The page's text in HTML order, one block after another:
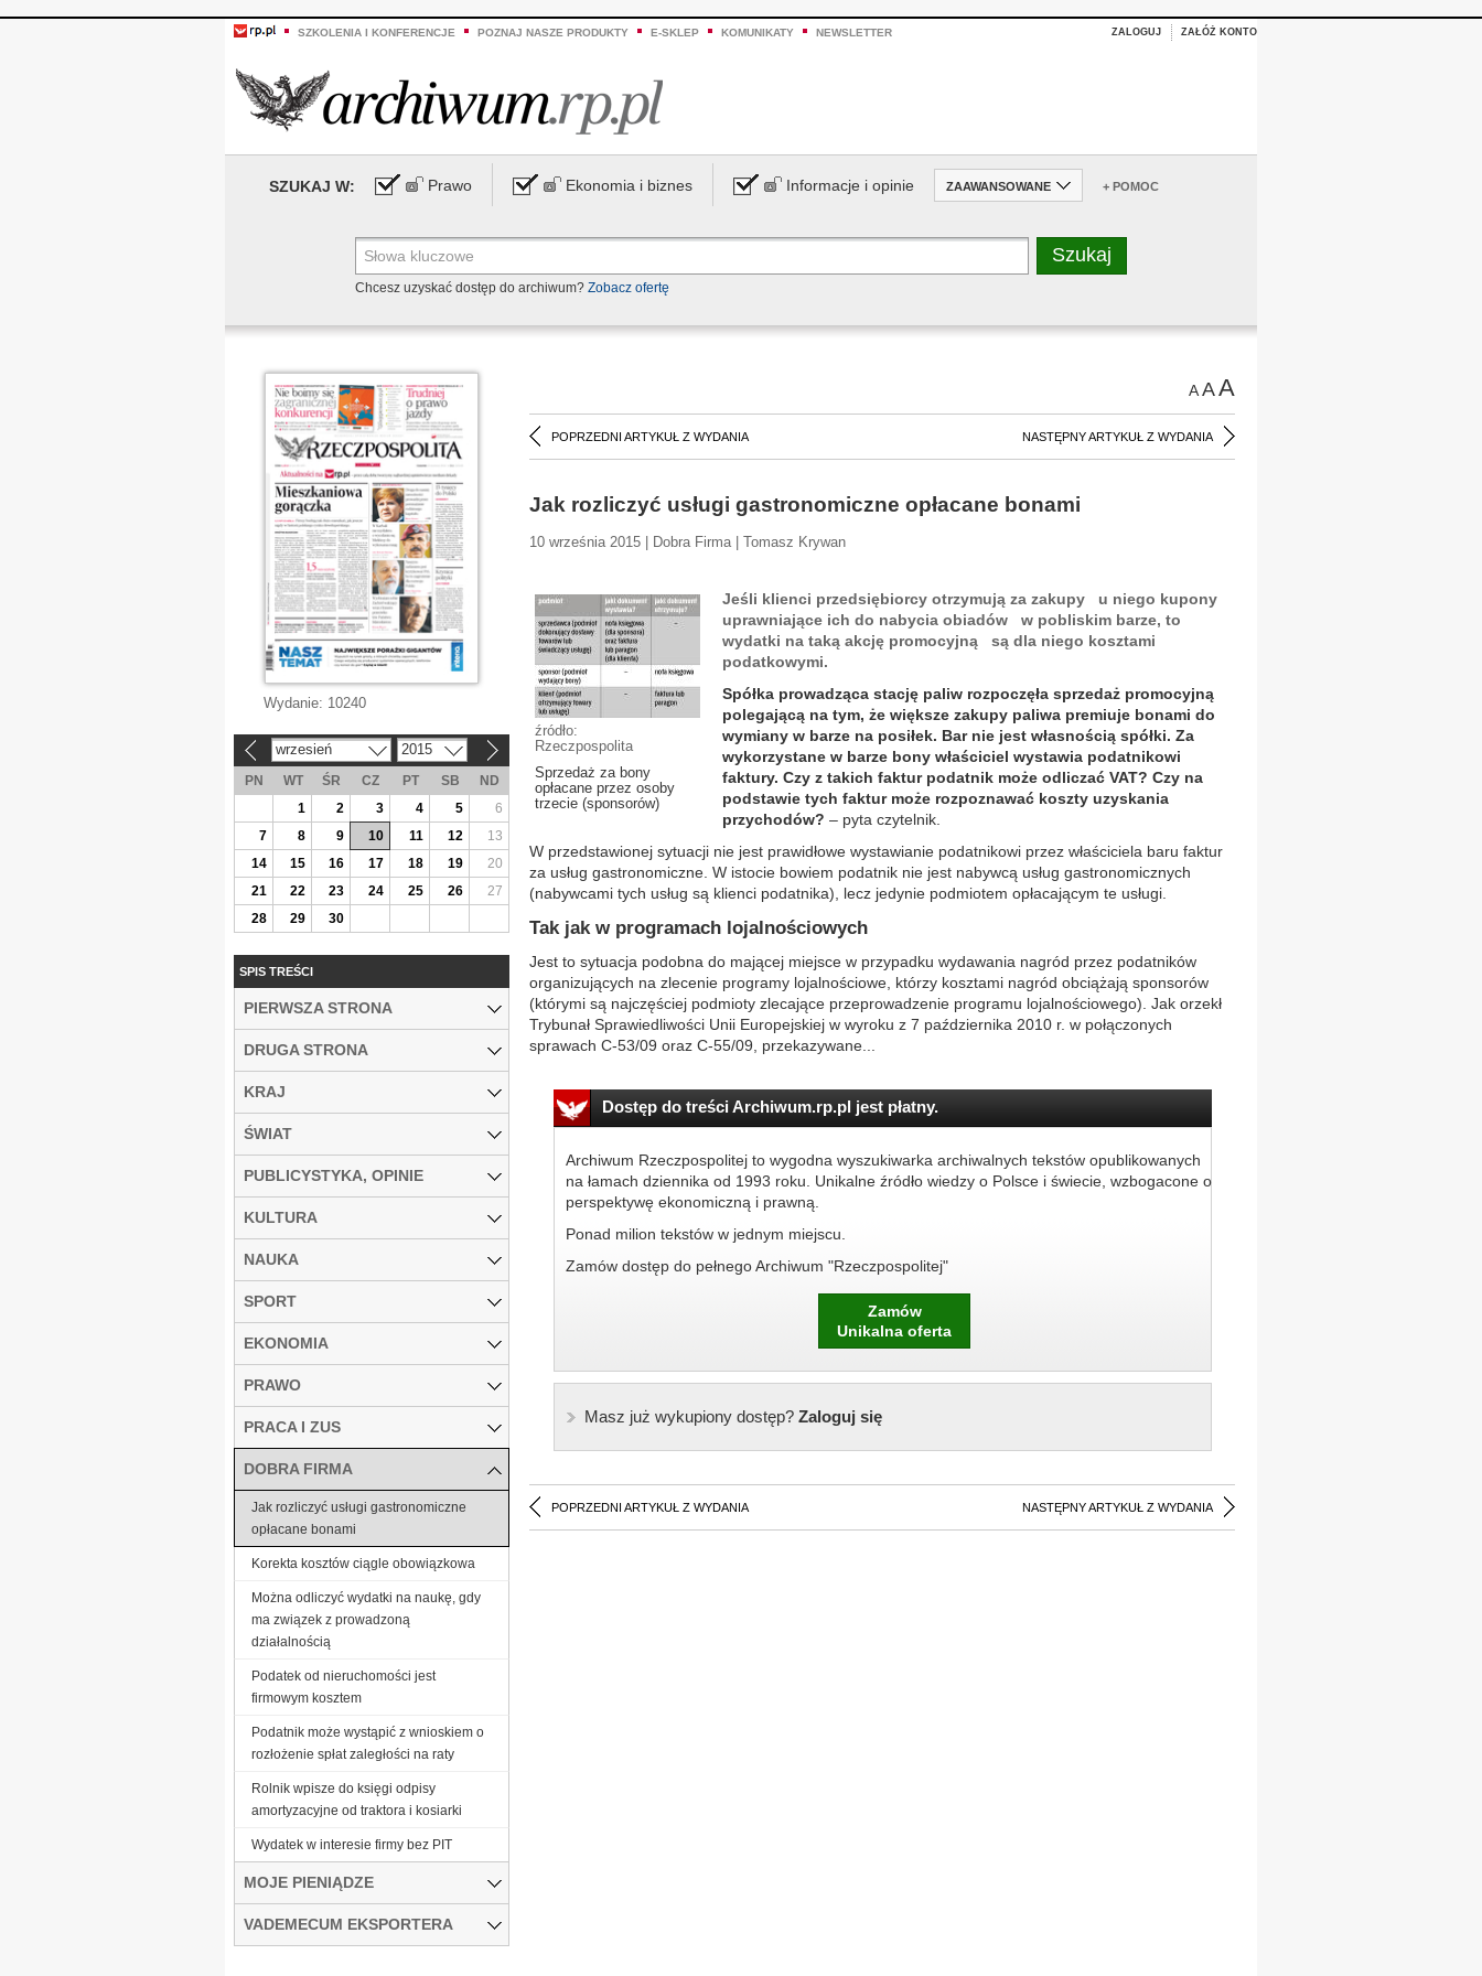
SZKOLENIA I KONFERENCJE POZNAJ NASZE PRODUKTY E-SKLEP KOMUNIKATY NEWSLETTER ZALOGUJ ZAŁÓŻ KONTO
SZUKAJ W: Prawo Ekonomia i biznes Informacje i opinie ZAAWANSOWANE + POMOC
Chcesz uzyskać dostęp do archiwum? Zobacz ofertę
AAA
POPRZEDNI ARTYKUŁ Z WYDANIA NASTĘPNY ARTYKUŁ Z WYDANIA
Jak rozliczyć usługi gastronomiczne opłacane bonami
10 września 2015 | Dobra Firma | Tomasz Krywan
źródło:
Rzeczpospolita
Sprzedaż za bony
opłacane przez osoby
trzecie (sponsorów)
Jeśli klienci przedsiębiorcy otrzymują za zakupy u niego kupony
uprawniające ich do nabycia obiadów w pobliskim barze, to
wydatki na taką akcję promocyjną są dla niego kosztami
podatkowymi.
Spółka prowadząca stację paliw rozpoczęła sprzedaż promocyjną
polegającą na tym, że większe zakupy paliwa premiuje bonami do
wymiany w barze na posiłek. Bar nie jest własnością spółki. Za
wykorzystane w barze bony właściciel wystawia podatnikowi
faktury. Czy z takich faktur podatnik może odliczać VAT? Czy na
podstawie tych faktur może rozpoznawać koszty uzyskania
przychodów? – pyta czytelnik.
W przedstawionej sytuacji nie jest prawidłowe wystawianie podatnikowi przez właściciela baru faktur
za usług gastronomiczne. W istocie bowiem podatnik nie jest nabywcą usług gastronomicznych
(nabywcami tych usług są klienci podatnika), lecz jedynie podmiotem opłacającym te usługi.
Tak jak w programach lojalnościowych
Jest to sytuacja podobna do mającej miejsce w przypadku wydawania nagród przez podatników
organizujących na zlecenie programy lojalnościowe, którzy kosztami nagród obciążają sponsorów
(którymi są najczęściej podmioty zlecające przeprowadzenie programu lojalnościowego). Jak orzekł
Trybunał Sprawiedliwości Unii Europejskiej w wyroku z 7 października 2010 r. w połączonych
sprawach C-53/09 oraz C-55/09, przekazywane...
Dostęp do treści Archiwum.rp.pl jest płatny.
Archiwum Rzeczpospolitej to wygodna wyszukiwarka archiwalnych tekstów opublikowanych
na łamach dziennika od 1993 roku. Unikalne źródło wiedzy o Polsce i świecie, wzbogacone o
perspektywę ekonomiczną i prawną.
Ponad milion tekstów w jednym miejscu.
Zamów dostęp do pełnego Archiwum "Rzeczpospolitej"
Zamów
Unikalna oferta
Masz już wykupiony dostęp?Zaloguj się
POPRZEDNI ARTYKUŁ Z WYDANIA NASTĘPNY ARTYKUŁ Z WYDANIA
Wydanie: 10240
wrzesień 2015
PN WT ŚR CZ PT SB
ND
1
2 3 4 5
6
7
8 9 10 11 12
13
14
15 16 17 18 19
20
21
22 23 24 25 26
27
28
29 30
SPIS TREŚCI
PIERWSZA STRONA
DRUGA STRONA
KRAJ
ŚWIAT
PUBLICYSTYKA, OPINIE
KULTURA
NAUKA
SPORT
EKONOMIA
PRAWO
PRACA I ZUS
DOBRA FIRMA
Jak rozliczyć usługi gastronomiczne
opłacane bonami
Korekta kosztów ciągle obowiązkowa
Można odliczyć wydatki na naukę, gdy
ma związek z prowadzoną
działalnością
Podatek od nieruchomości jest
firmowym kosztem
Podatnik może wystąpić z wnioskiem o
rozłożenie spłat zaległości na raty
Rolnik wpisze do księgi odpisy
amortyzacyjne od traktora i kosiarki
Wydatek w interesie firmy bez PIT
MOJE PIENIĄDZE
VADEMECUM EKSPORTERA